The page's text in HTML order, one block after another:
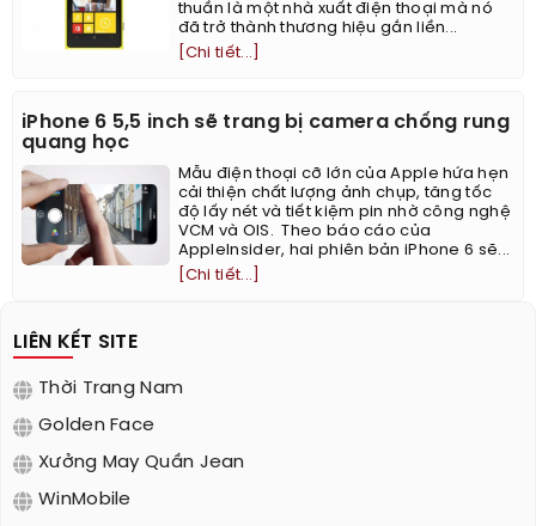
thuần là một nhà xuất điện thoại mà nó
đã trở thành thương hiệu gắn liền...
[Chi tiết...]
iPhone 6 5,5 inch sẽ trang bị camera chống rung
quang học
Mẫu điện thoại cỡ lớn của Apple hứa hẹn
cải thiện chất lượng ảnh chụp, tăng tốc
độ lấy nét và tiết kiệm pin nhờ công nghệ
VCM và OIS. Theo báo cáo của
AppleInsider, hai phiên bản iPhone 6 sẽ...
[Chi tiết...]
LIÊN KẾT SITE
Thời Trang Nam
Golden Face
Xưởng May Quần Jean
WinMobile